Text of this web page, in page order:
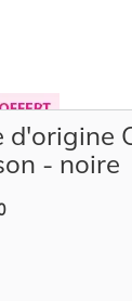
d'origine
- noire